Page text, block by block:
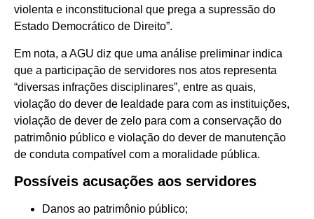
violenta e inconstitucional que prega a supressão do
Estado Democrático de Direito”.
Em nota, a AGU diz que uma análise preliminar indica
que a participação de servidores nos atos representa
“diversas infrações disciplinares”, entre as quais,
violação do dever de lealdade para com as instituições,
violação de dever de zelo para com a conservação do
patrimônio público e violação do dever de manutenção
de conduta compatível com a moralidade pública.
Possíveis acusações aos servidores
Danos ao patrimônio público;